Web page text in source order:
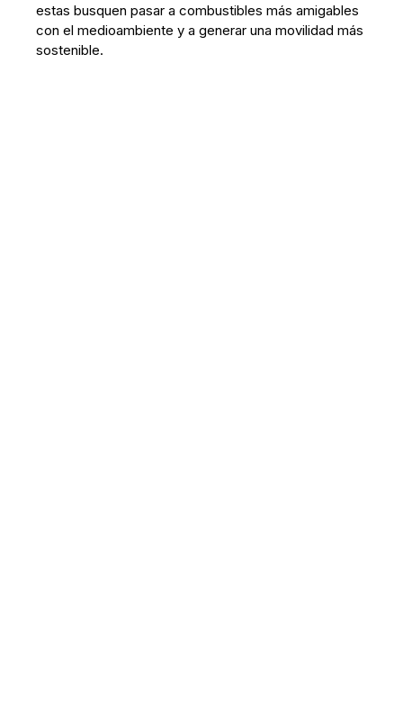
estas busquen pasar a combustibles más amigables
con el medioambiente y a generar una movilidad más
sostenible.